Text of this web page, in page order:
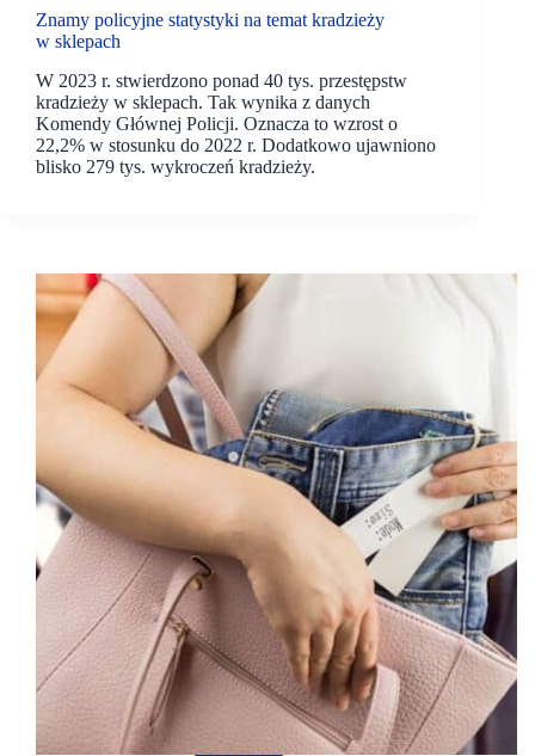
Znamy policyjne statystyki na temat kradzieży
w sklepach
W 2023 r. stwierdzono ponad 40 tys. przestępstw
kradzieży w sklepach. Tak wynika z danych
Komendy Głównej Policji. Oznacza to wzrost o
22,2% w stosunku do 2022 r. Dodatkowo ujawniono
blisko 279 tys. wykroczeń kradzieży.